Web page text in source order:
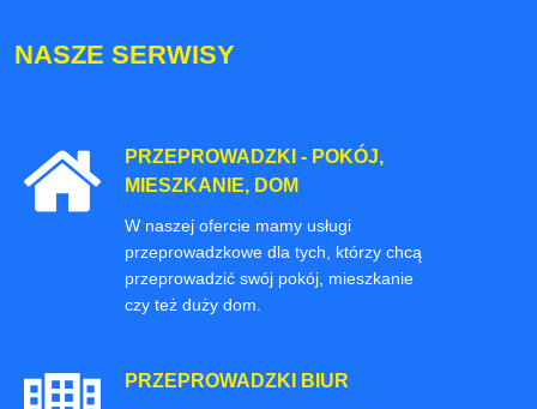
NASZE SERWISY
PRZEPROWADZKI - POKÓJ,
MIESZKANIE, DOM
W naszej ofercie mamy usługi
przeprowadzkowe dla tych, którzy chcą
przeprowadzić swój pokój, mieszkanie
czy też duży dom.
PRZEPROWADZKI BIUR